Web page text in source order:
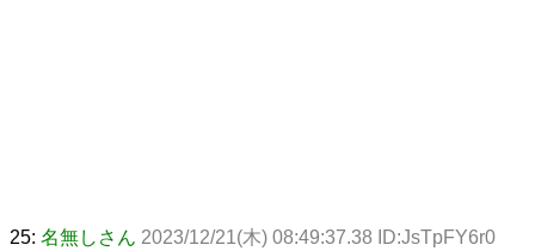
25: 名無しさん 2023/12/21(木) 08:49:37.38 ID:JsTpFY6r0